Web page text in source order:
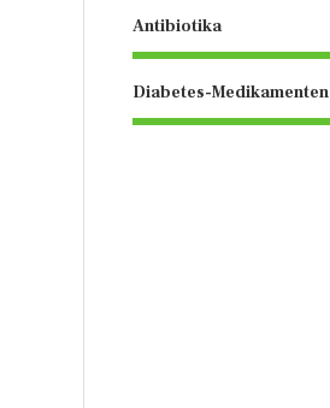
Antibiotika
Diabetes-Medikamenten